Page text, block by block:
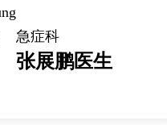
急症科
张展鹏医生